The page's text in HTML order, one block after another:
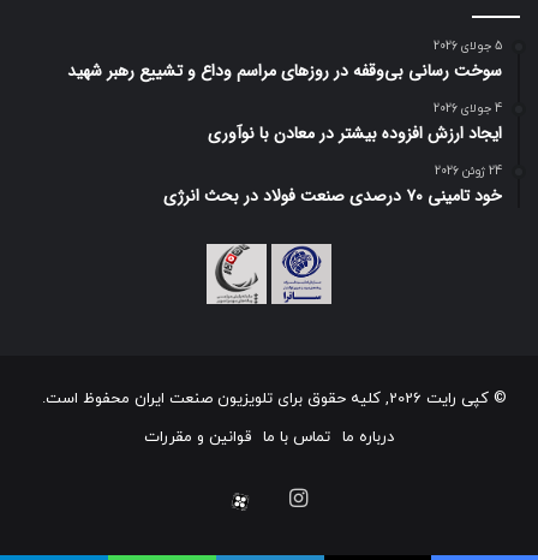
5 جولای 2026
سوخت رسانی بی‌وقفه در روز‌های مراسم وداع و تشییع رهبر شهید
4 جولای 2026
ایجاد ارزش افزوده بیشتر در معادن با نوآوری
24 ژوئن 2026
خود تامینی ۷۰ درصدی صنعت فولاد در بحث انرژی
© کپی رایت 2026, کلیه حقوق برای تلویزیون صنعت ایران محفوظ است.
درباره ما تماس با ما قوانین و مقررات
اینستاگرام